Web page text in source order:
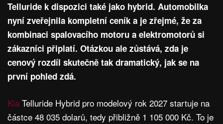
Telluride k dispozici také jako hybrid. Automobilka
nyní zveřejnila kompletní ceník a je zřejmé, že za
kombinaci spalovacího motoru a elektromotorů si
zákazníci připlatí. Otázkou ale zůstává, zda je
cenový rozdíl skutečně tak dramatický, jak se na
první pohled zdá.
Kia Telluride Hybrid pro modelový rok 2027 startuje na
částce 48 035 dolarů, tedy přibližně 1 105 000 Kč. To je